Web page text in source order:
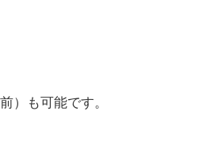
）も可能です。